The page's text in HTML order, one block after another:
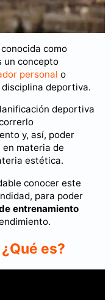
como
un concepto
personal o
deportiva.
deportiva
y, así, poder
materia de
estética.
conocer este
para poder
entrenamiento
es?